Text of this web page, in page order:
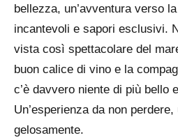
bellezza, un’avventura verso
incantevoli e sapori esclusivi.
vista così spettacolare del
buon calice di vino e la
c’è davvero niente di più bello
Un’esperienza da non
gelosamente.